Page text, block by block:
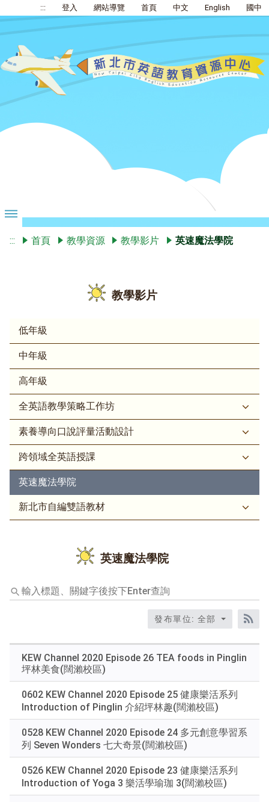
::: 登入 網站導覽 首頁 中文 English 國中
::: 首頁 教學資源 教學影片 英速魔法學院
教學影片
低年級
中年級
高年級
全英語教學策略工作坊
素養導向口說評量活動設計
跨領域全英語授課
英速魔法學院
新北市自編雙語教材
英速魔法學院
輸
入
Enter
發布單位: 全部
KEW Channel 2020 Episode 26 TEA foods in Pinglin
坪林美食(闊瀨校區)
0602 KEW Channel 2020 Episode 25 健康樂活系列
Introduction of Pinglin 介紹坪林趣(闊瀨校區)
0528 KEW Channel 2020 Episode 24 多元創意學習系
列 Seven Wonders 七大奇景(闊瀨校區)
0526 KEW Channel 2020 Episode 23 健康樂活系列
Introduction of Yoga 3 樂活學瑜珈 3(闊瀨校區)